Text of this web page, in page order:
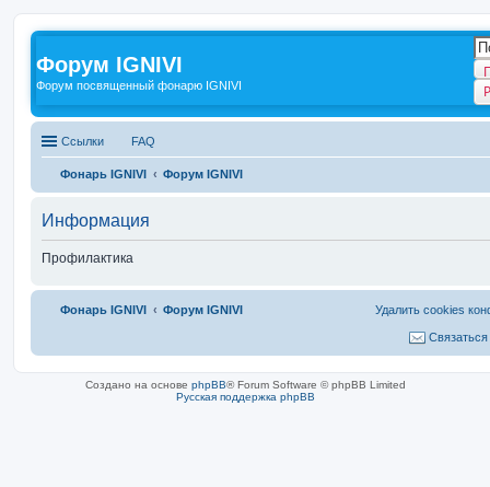
Форум IGNIVI
Форум посвященный фонарю IGNIVI
Ссылки FAQ
Фонарь IGNIVI Форум IGNIVI
Информация
Профилактика
Фонарь IGNIVI Форум IGNIVI Удалить cookies
Создано на основе phpBB® Forum Software © phpBB Limited
Русская поддержка phpBB